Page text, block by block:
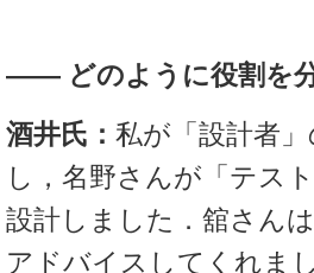
―― どのように役割を
酒井氏： 私が「設計者
し，名野さんが「テス
設計しました．舘さん
アドバイスしてくれま